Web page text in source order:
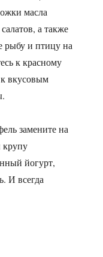
масла
а также
рыбу и птицу на
к красному
вкусовым
замените на
крупу
йогурт,
И всегда